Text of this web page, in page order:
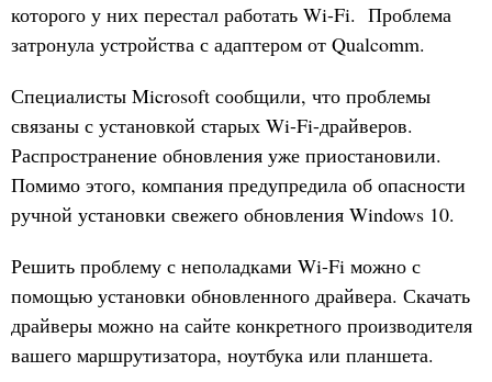
которого у них перестал работать Wi-Fi. Проблема
затронула устройства с адаптером от Qualcomm.
Специалисты Microsoft сообщили, что проблемы
связаны с установкой старых Wi-Fi-драйверов.
Распространение обновления уже приостановили.
Помимо этого, компания предупредила об опасности
ручной установки свежего обновления Windows 10.
Решить проблему с неполадками Wi-Fi можно с
помощью установки обновленного драйвера. Скачать
драйверы можно на сайте конкретного производителя
вашего маршрутизатора, ноутбука или планшета.